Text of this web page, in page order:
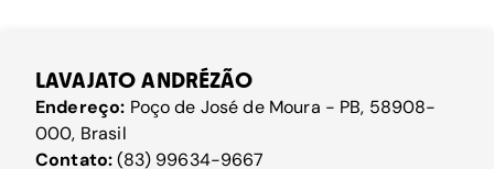
LAVAJATO ANDRÉZÃO
Endereço: Poço de José de Moura - PB, 58908-
000, Brasil
Contato:(83) 99634-9667